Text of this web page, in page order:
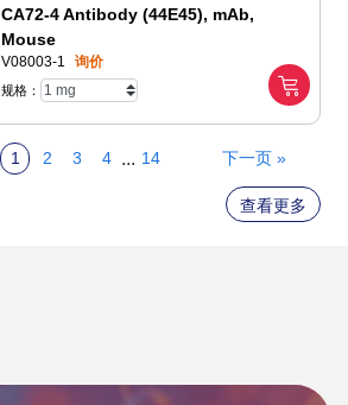
CA72-4 Antibody (44E45), mAb,
Mouse
V08003-1 询价
规格：
1 2 3 4 ... 14 下一页 »
查看更多